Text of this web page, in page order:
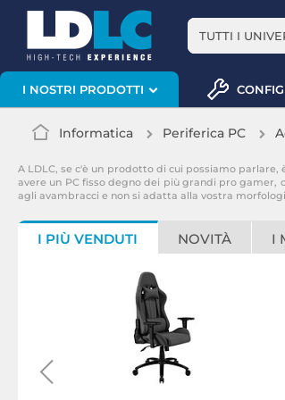
TUTTI I
I NOSTRI PRODOTTI
Informatica Periferica PC
A LDLC, se c'è un prodotto di cui possiamo parlare,
avere un PC fisso degno dei più grandi pro gamer,
agli avambracci e non si adatta alla vostra
I PIÙ VENDUTI NOVITÀ I